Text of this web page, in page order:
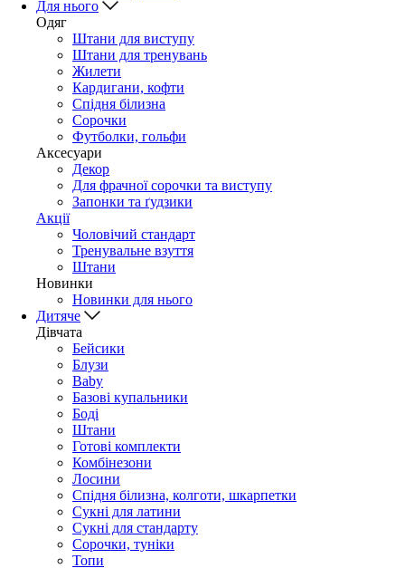
Для нього
Одяг
Штани для виступу
Штани для тренувань
Жилети
Кардигани, кофти
Спідня білизна
Сорочки
Футболки, гольфи
Аксесуари
Декор
Для фрачної сорочки та виступу
Запонки та ґудзики
Акції
Чоловічий стандарт
Тренувальне взуття
Штани
Новинки
Новинки для нього
Дитяче
Дівчата
Бейсики
Блузи
Baby
Базові купальники
Боді
Штани
Готові комплекти
Комбінезони
Лосини
Спідня білизна, колготи, шкарпетки
Сукні для латини
Сукні для стандарту
Сорочки, туніки
Топи